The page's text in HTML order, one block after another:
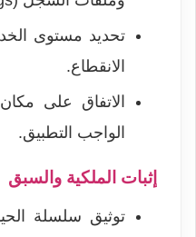
الانقطاع.
الاتفاق على
الواجب التطبيق.
إثبات الملكية والسبق